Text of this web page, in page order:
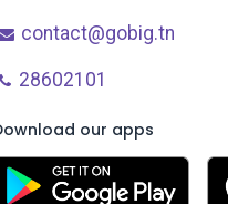
contact@gobig.tn
28602101
our apps